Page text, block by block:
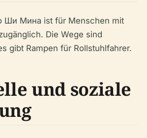
Ши Мина ist für Menschen mit
Die Wege sind
gibt Rampen für Rollstuhlfahrer.
und soziale